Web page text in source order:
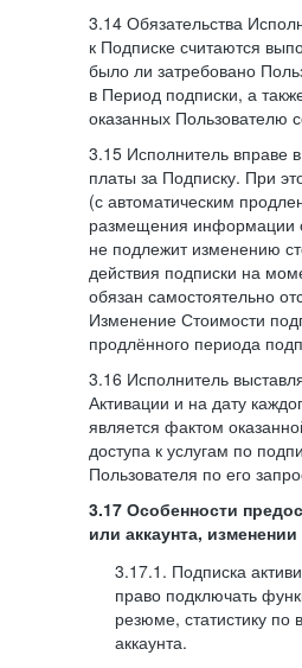
3.14 Обязательства
к Подписке считаются
было ли затребовано
в Период подписки, а
оказанных Пользователю
3.15 Исполнитель вправе
платы за Подписку. При
(с автоматическим
размещения информации
не подлежит изменению
действия подписки на
обязан самостоятельно
Изменение Стоимости
продлённого периода
3.16 Исполнитель
Активации и на дату
является фактом
доступа к услугам по
Пользователя по его
3.17 Особенности
или аккаунта,
3.17.1. Подписка
право подключать
резюме, статистику
аккаунта.